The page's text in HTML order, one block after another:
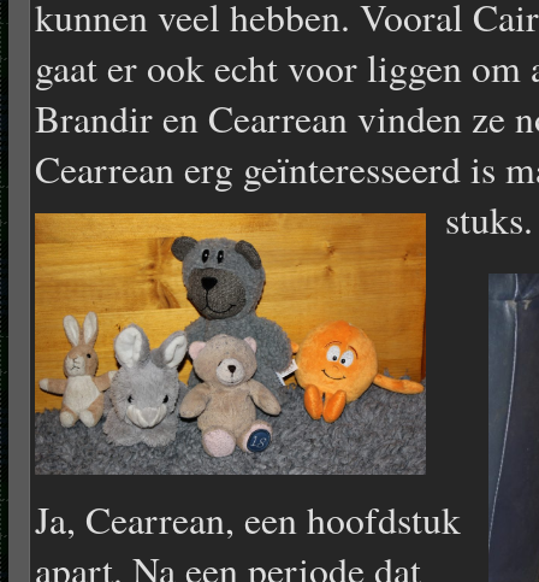
kunnen veel hebben. Vooral
gaat er ook echt voor liggen
Brandir en Cearrean vinden ze
Cearrean erg geïnteresseerd is
stuks.
Ja, Cearrean, een hoofdstuk
apart. Na een periode dat